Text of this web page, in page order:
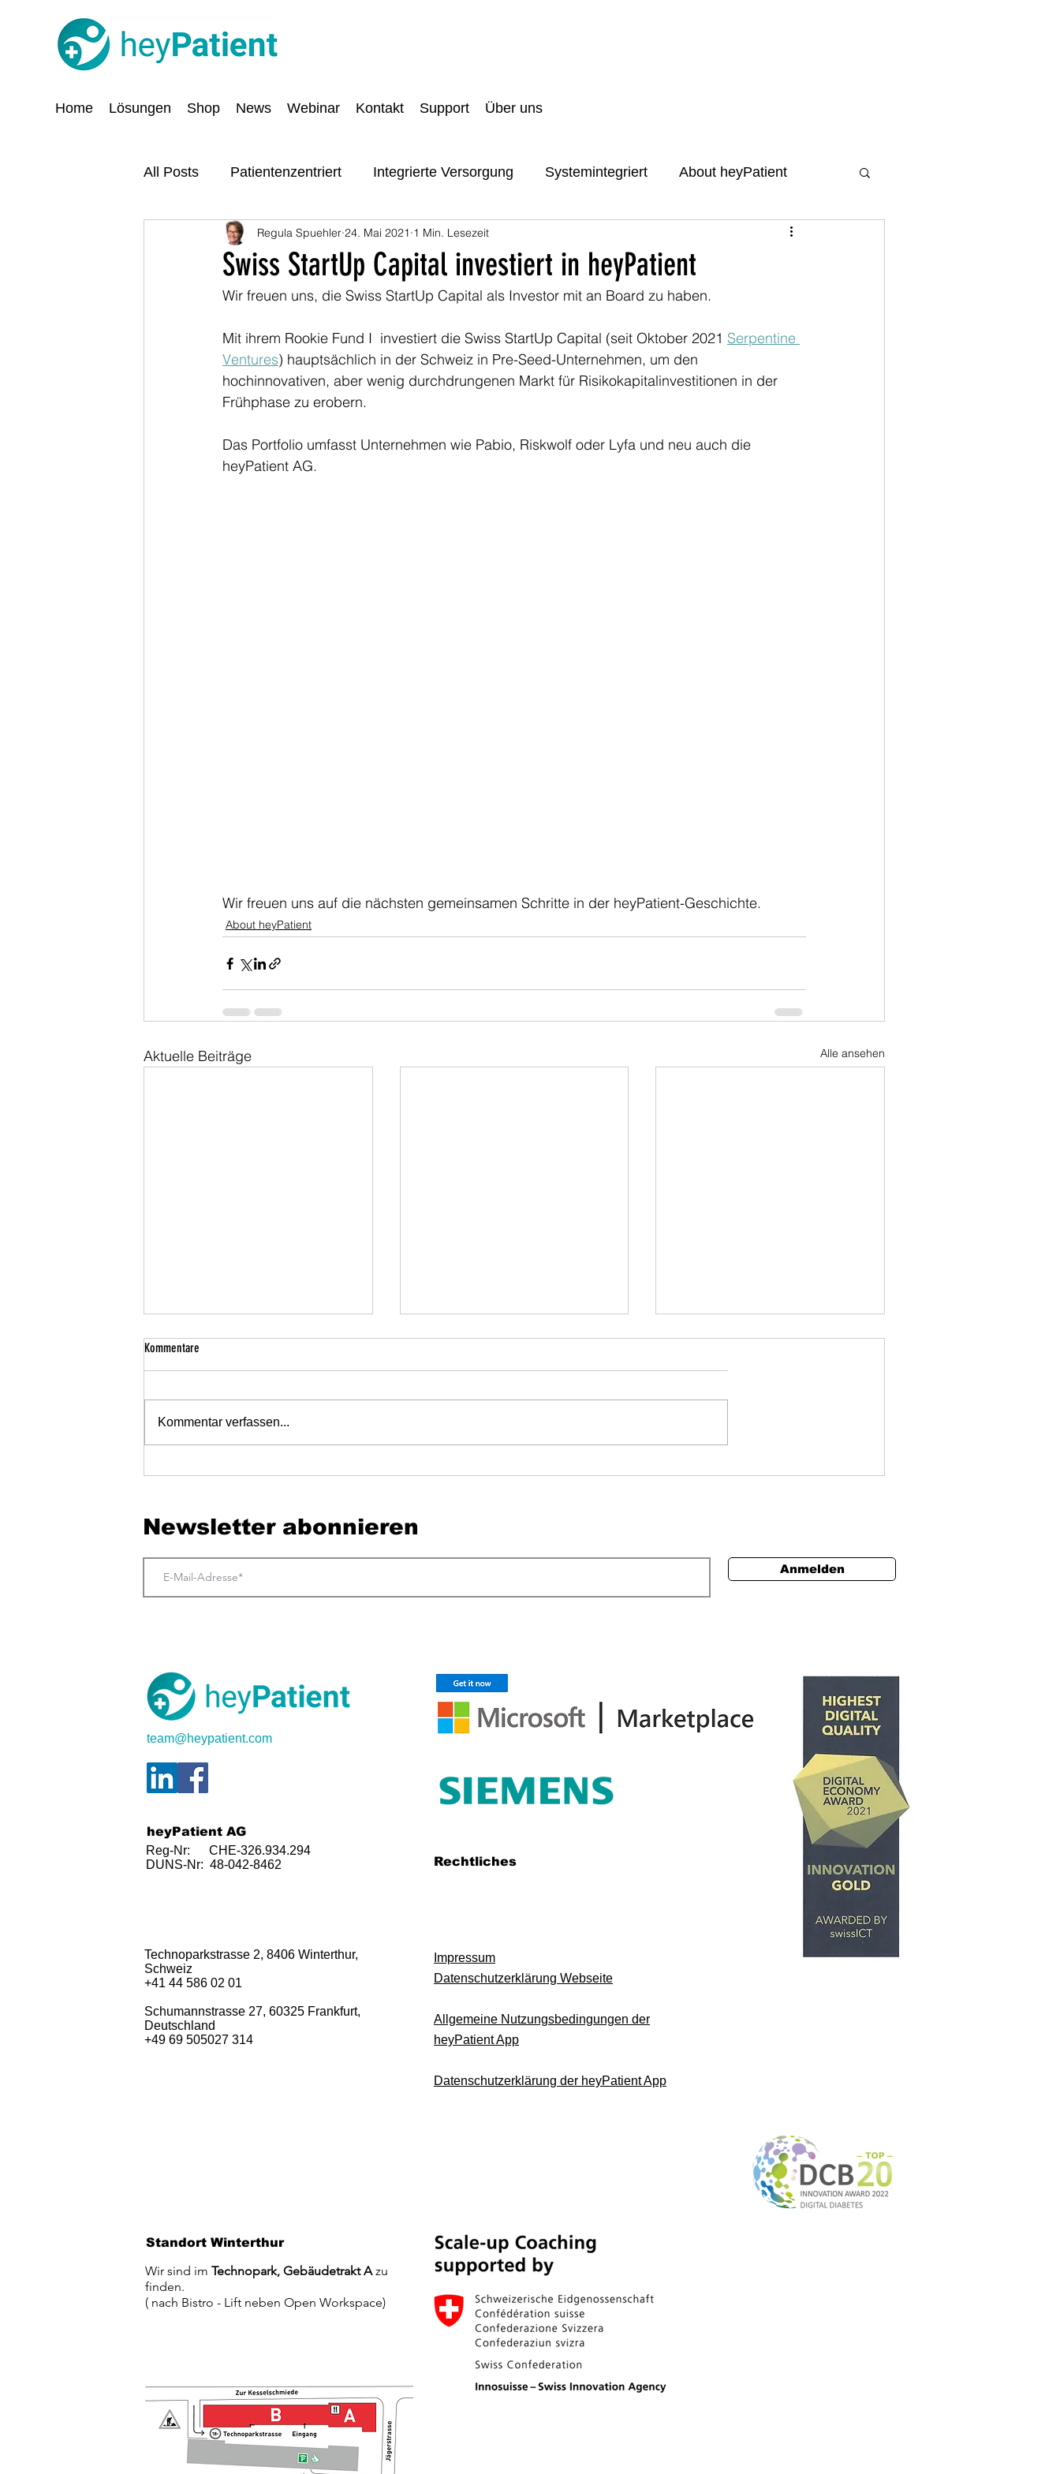
Home Lösungen Shop News Webinar Kontakt Support Über uns
All Posts Patientenzentriert Integrierte Versorgung Systemintegriert About heyPatient
Digitalisierung Sicherheit und Datenschutz
Swiss StartUp Capital investiert in heyPatient
Regula Spuehler 24. Mai 2021 1 Min. Lesezeit
Wir freuen uns, die Swiss StartUp Capital als Investor mit an Board zu haben.
Mit ihrem Rookie Fund I  investiert die Swiss StartUp Capital (seit Oktober 2021 Serpentine
Ventures) hauptsächlich in der Schweiz in Pre-Seed-Unternehmen, um den
hochinnovativen, aber wenig durchdrungenen Markt für Risikokapitalinvestitionen in der
Frühphase zu erobern.
Das Portfolio umfasst Unternehmen wie Pabio, Riskwolf oder Lyfa und neu auch die
heyPatient AG.
Wir freuen uns auf die nächsten gemeinsamen Schritte in der heyPatient-Geschichte.
About heyPatient
Aktuelle Beiträge Alle ansehen
Kommentare
Kommentar verfassen...
Newsletter abonnieren
Anmelden
team@heypatient.com
heyPatient AG
Reg-Nr: CHE-326.934.294
DUNS-Nr: 48-042-8462
Technoparkstrasse 2, 8406 Winterthur,
Schweiz
+41 44 586 02 01
Schumannstrasse 27, 60325 Frankfurt,
Deutschland
+49 69 505027 314​
Rechtliches
Impressum
Datenschutzerklärung Webseite
Allgemeine Nutzungsbedingungen der
heyPatient App
Datenschutzerklärung der heyPatient App
Standort Winterthur
Wir sind im Technopark, Gebäudetrakt A zu
finden.
( nach Bistro - Lift neben Open Workspace)